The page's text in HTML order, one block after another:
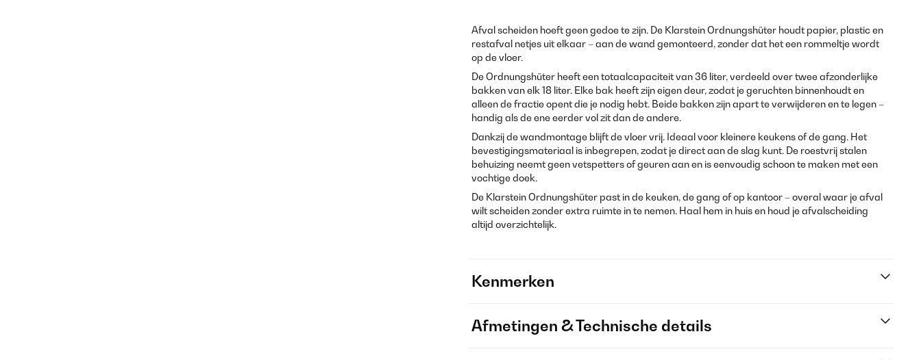
Afval scheiden hoeft geen gedoe te zijn. De Klarstein Ordnungshüter houdt papier, plastic en
restafval netjes uit elkaar – aan de wand gemonteerd, zonder dat het een rommeltje wordt
op de vloer.
De Ordnungshüter heeft een totaalcapaciteit van 36 liter, verdeeld over twee afzonderlijke
bakken van elk 18 liter. Elke bak heeft zijn eigen deur, zodat je geruchten binnenhoudt en
alleen de fractie opent die je nodig hebt. Beide bakken zijn apart te verwijderen en te legen –
handig als de ene eerder vol zit dan de andere.
Dankzij de wandmontage blijft de vloer vrij. Ideaal voor kleinere keukens of de gang. Het
bevestigingsmateriaal is inbegrepen, zodat je direct aan de slag kunt. De roestvrij stalen
behuizing neemt geen vetspetters of geuren aan en is eenvoudig schoon te maken met een
vochtige doek.
De Klarstein Ordnungshüter past in de keuken, de gang of op kantoor – overal waar je afval
wilt scheiden zonder extra ruimte in te nemen. Haal hem in huis en houd je afvalscheiding
altijd overzichtelijk.
Kenmerken
Afmetingen & Technische details